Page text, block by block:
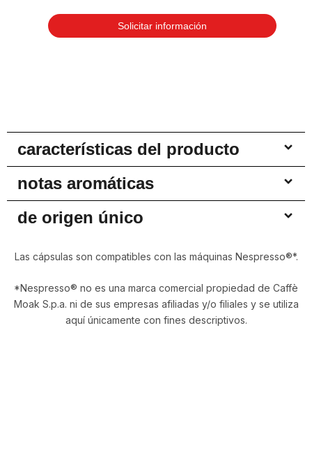
Solicitar información
características del producto
notas aromáticas
de origen único
Las cápsulas son compatibles con las máquinas Nespresso®*.
*Nespresso® no es una marca comercial propiedad de Caffè
Moak S.p.a. ni de sus empresas afiliadas y/o filiales y se utiliza
aquí únicamente con fines descriptivos.